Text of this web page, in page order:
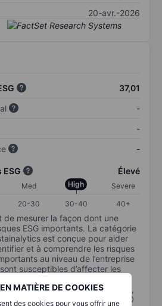
MATIÈRE DE COOKIES
des cookies pour vous offrir une
20-avr.-2026
37,01
-
-
-
Élevé
Med High
Severe
20-30 30-40 40+
de mesurer la façon dont une
ESG importants. La catégorie
est conçue pour aider
et à comprendre les risques
au niveau de l’entreprise
susceptibles d’affecter les
des investissements en
0 à 100. Plus le risque est faible,
équivaut à aucun risque et 100